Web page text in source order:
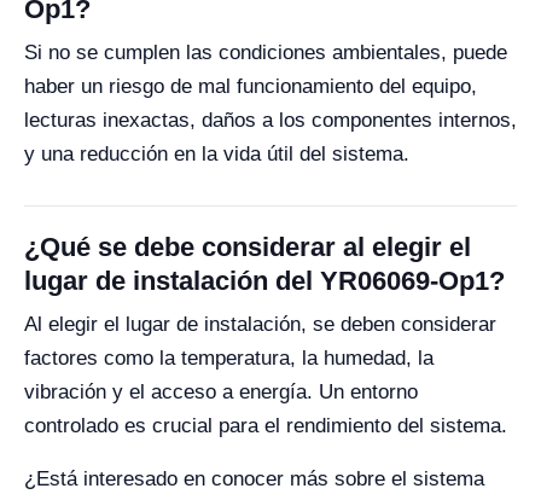
Op1?
Si no se cumplen las condiciones ambientales, puede
haber un riesgo de mal funcionamiento del equipo,
lecturas inexactas, daños a los componentes internos,
y una reducción en la vida útil del sistema.
¿Qué se debe considerar al elegir el
lugar de instalación del YR06069-Op1?
Al elegir el lugar de instalación, se deben considerar
factores como la temperatura, la humedad, la
vibración y el acceso a energía. Un entorno
controlado es crucial para el rendimiento del sistema.
¿Está interesado en conocer más sobre el sistema